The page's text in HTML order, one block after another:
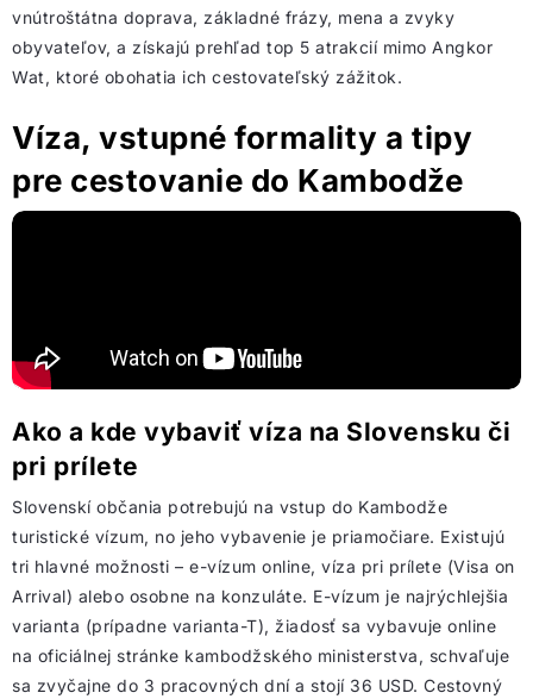
vnútroštátna doprava, základné frázy, mena a zvyky
obyvateľov, a získajú prehľad top 5 atrakcií mimo Angkor
Wat, ktoré obohatia ich cestovateľský zážitok.
Víza, vstupné formality a tipy
pre cestovanie do Kambodže
Ako a kde vybaviť víza na Slovensku či
pri prílete
Slovenskí občania potrebujú na vstup do Kambodže
turistické vízum, no jeho vybavenie je priamočiare. Existujú
tri hlavné možnosti – e-vízum online, víza pri prílete (Visa on
Arrival) alebo osobne na konzuláte. E-vízum je najrýchlejšia
varianta (prípadne varianta-T), žiadosť sa vybavuje online
na oficiálnej stránke kambodžského ministerstva, schvaľuje
sa zvyčajne do 3 pracovných dní a stojí 36 USD. Cestovný